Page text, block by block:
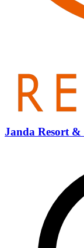
Janda Resort &